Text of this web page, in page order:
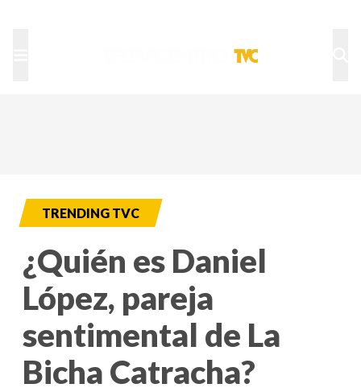
TRENDING TVC
¿Quién es Daniel
López, pareja
sentimental de La
Bicha Catracha?